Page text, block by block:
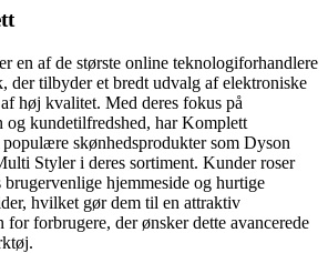
en af de største online teknologiforhandlere
der tilbyder et bredt udvalg af elektroniske
høj kvalitet. Med deres fokus på
og kundetilfredshed, har Komplett
skønhedsprodukter som Dyson
Styler i deres sortiment. Kunder roser
hjemmeside og hurtige
hvilket gør dem til en attraktiv
for forbrugere, der ønsker dette avancerede